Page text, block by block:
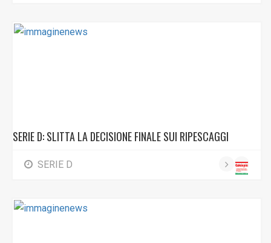
SERIE D: SLITTA LA DECISIONE FINALE SUI RIPESCAGGI
SERIE D